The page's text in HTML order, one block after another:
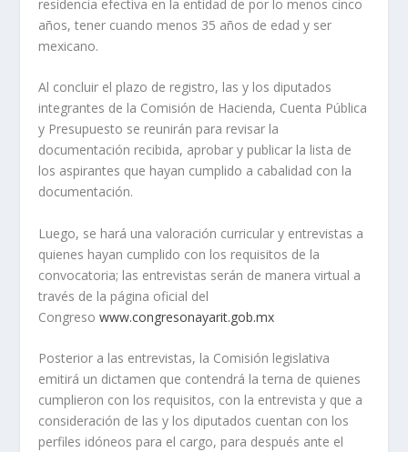
residencia efectiva en la entidad de por lo menos cinco
años, tener cuando menos 35 años de edad y ser
mexicano.
Al concluir el plazo de registro, las y los diputados
integrantes de la Comisión de Hacienda, Cuenta Pública
y Presupuesto se reunirán para revisar la
documentación recibida, aprobar y publicar la lista de
los aspirantes que hayan cumplido a cabalidad con la
documentación.
Luego, se hará una valoración curricular y entrevistas a
quienes hayan cumplido con los requisitos de la
convocatoria; las entrevistas serán de manera virtual a
través de la página oficial del
Congresowww.congresonayarit.gob.mx
Posterior a las entrevistas, la Comisión legislativa
emitirá un dictamen que contendrá la terna de quienes
cumplieron con los requisitos, con la entrevista y que a
consideración de las y los diputados cuentan con los
perfiles idóneos para el cargo, para después ante el